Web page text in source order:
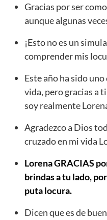
Gracias por ser
aunque algunas
¡Esto no es un
comprender mis
Este año ha sido
vida, pero gracias a
soy realmente
Agradezco a Dios
cruzado en mi vida
Lorena GRACIAS
brindas a tu lado,
puta locura.
Dicen que es de